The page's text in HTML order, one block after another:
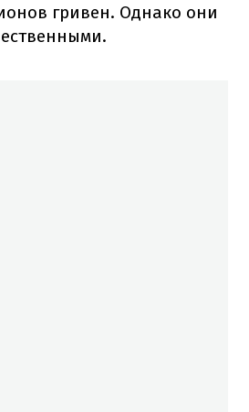
гривен. Однако они